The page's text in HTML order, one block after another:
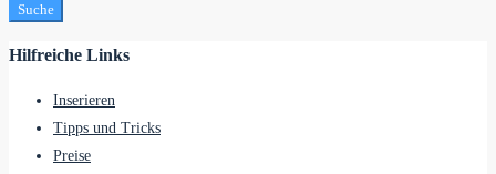
Suche
Hilfreiche Links
Inserieren
Tipps und Tricks
Preise